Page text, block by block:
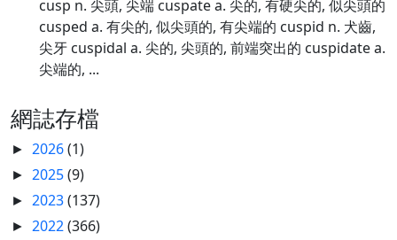
cusp n. 尖頭, 尖端 cuspate a. 尖的, 有硬尖的, 似尖頭的
cusped a. 有尖的, 似尖頭的, 有尖端的 cuspid n. 犬齒,
尖牙 cuspidal a. 尖的, 尖頭的, 前端突出的 cuspidate a.
尖端的, ...
網誌存檔
► 2026(1)
► 2025(9)
► 2023(137)
► 2022(366)